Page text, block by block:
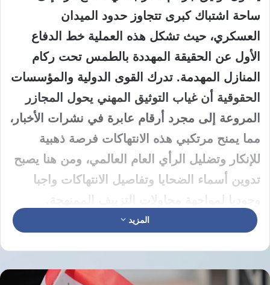
ساحة اشتباك كبرى تتجاوز حدود الميدان
العسكري، حيث تشكل هذه العملية خط الدفاع
الأول عن الحقيقة المهددة بالطمس تحت ركام
المنازل المهدمة. تدرك القوى الدولية والمؤسسات
الحقوقية أن غياب التوثيق المهني يحول المجازر
المروعة إلى مجرد أرقام عابرة في نشرات الأخبار،
مما يمنح مرتكبي هذه الانتهاكات فرصة ذهبية
للإنكار وتضليل الرأي العام العالمي، ومن هنا يصبح
تدوين أسماء الضحايا وتفاصيل الانتهاكات واجبا
تعمد سلطات الاحتلال إلى ممارسة تضليل واسع
للمشهد، ولهذا يكتسب توثيق الجريمة أهمية
المزيد